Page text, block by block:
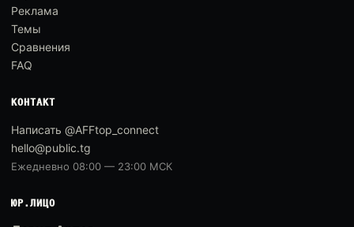
Реклама
Темы
Сравнения
FAQ
КОНТАКТ
Написать @AFFtop_connect
hello@public.tg
Ежедневно 08:00 — 23:00 МСК
ЮР.ЛИЦО